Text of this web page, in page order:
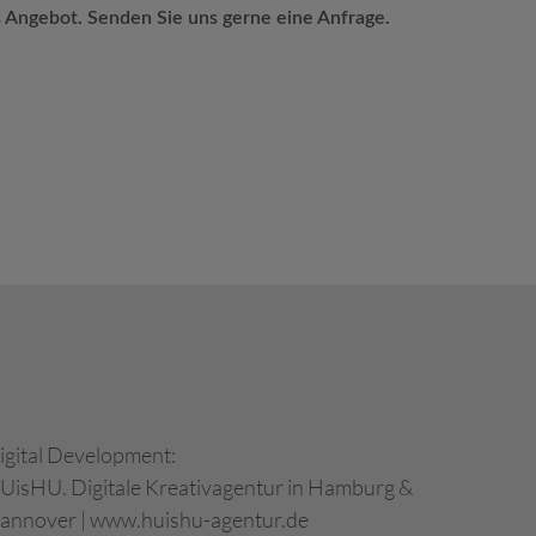
Senden Sie uns gerne eine Anfrage.
Development:
Digitale Kreativagentur in Hamburg &
| www.huishu-agentur.de